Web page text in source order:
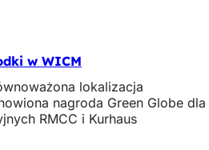
w WICM
lokalizacja
nagroda Green Globe dla
RMCC i Kurhaus